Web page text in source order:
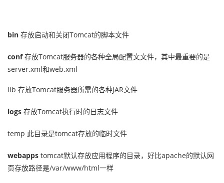
bin 存放启动和关闭Tomcat的脚本文件
conf存放Tomcat服务器的各种全局配置⽂文件，其中最重要的是
server.xml和web.xml
lib 存放Tomcat服务器所需的各种JAR文件
logs 存放Tomcat执行时的日志文件
temp 此目录是tomcat存放的临时文件
webapps tomcat默认存放应用程序的目录，好比apache的默认网
页存放路径是/var/www/html一样